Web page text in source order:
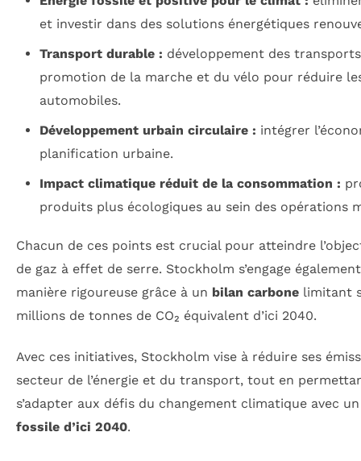
et investir dans des solutions énergétiques
Transport durable : développement des
promotion de la marche et du vélo pour réduire
automobiles.
Développement urbain circulaire : intégrer
planification urbaine.
Impact climatique réduit de la consommation :
produits plus écologiques au sein des opérations
Chacun de ces points est crucial pour atteindre
de gaz à effet de serre. Stockholm s’engage
manière rigoureuse grâce à un bilan carbone limitant
millions de tonnes de CO₂ équivalent d’ici 2040.
Avec ces initiatives, Stockholm vise à réduire ses
secteur de l’énergie et du transport, tout en
s’adapter aux défis du changement climatique avec
fossile d’ici 2040.